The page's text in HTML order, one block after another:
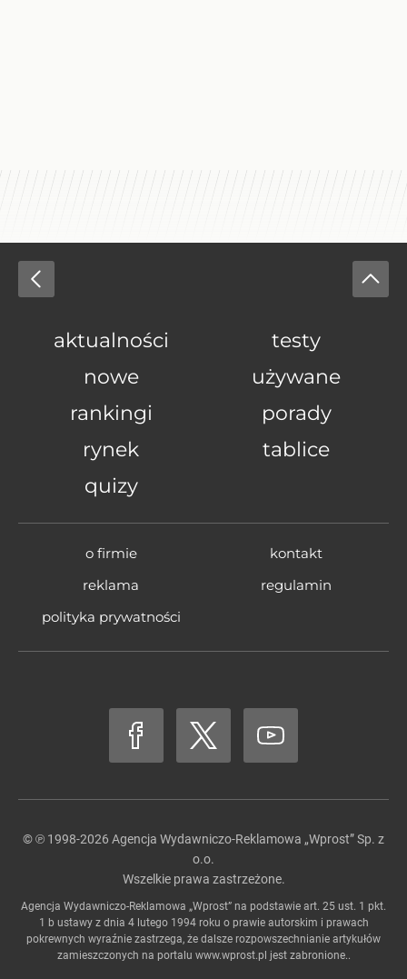
aktualności
testy
nowe
używane
rankingi
porady
rynek
tablice
quizy
o firmie
kontakt
reklama
regulamin
polityka prywatności
© ℗ 1998-2026 Agencja Wydawniczo-Reklamowa „Wprost” Sp. z
o.o.
Wszelkie prawa zastrzeżone.
Agencja Wydawniczo-Reklamowa „Wprost” na podstawie art. 25 ust. 1 pkt.
1 b ustawy z dnia 4 lutego 1994 roku o prawie autorskim i prawach
pokrewnych wyraźnie zastrzega, że dalsze rozpowszechnianie artykułów
zamieszczonych na portalu www.wprost.pl jest zabronione..